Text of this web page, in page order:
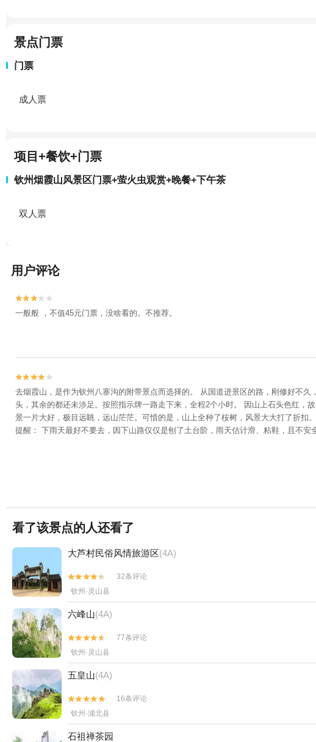
景点门票
门票
成人票
项目+餐饮+门票
钦州烟霞山风景区门票+萤火虫观赏+晚餐+下午茶
双人票
用户评论


一般般 ，不值45元门票，没啥看的。不推荐。


去烟霞山，是作为钦州八寨沟的附带景点而选择的。 从国道进景区的路，刚修好不
头，其余的都还未涉足。按照指示牌一路走下来，全程2个小时。 因山上石头色红
景一片大好，极目远眺，远山茫茫。可惜的是，山上全种了桉树，风景大大打了折扣
提醒： 下雨天最好不要去，因下山路仅仅是刨了土台阶，雨天估计滑、粘鞋，且不安
看了该景点的人还看了
大芦村民俗风情旅游区(4A)


32条评论
钦州·灵山县
六峰山(4A)


77条评论
钦州·灵山县
五皇山(4A)


16条评论
钦州·浦北县
石祖禅茶园